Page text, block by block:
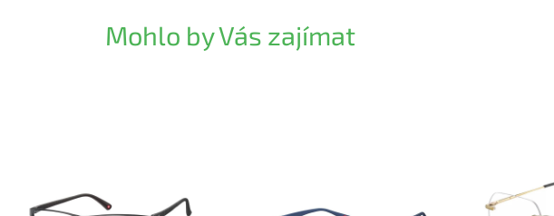
Mohlo by Vás zajímat